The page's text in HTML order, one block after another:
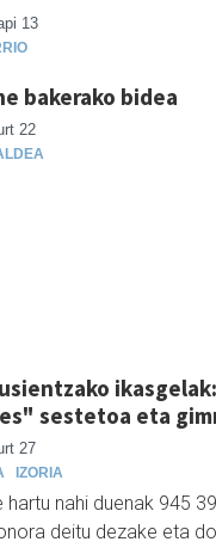
13
bakerako bidea
22
sestetoa eta
27
IZORIA
hartu nahi duenak 945
deitu dezake eta